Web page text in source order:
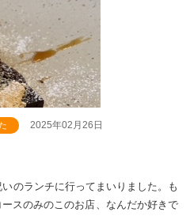
2025年02月26日
のランチに行ってまいりました。も
スのみのこのお店、なんだか好きで